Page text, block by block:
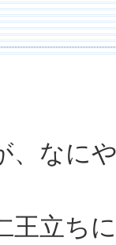
、なに
王立ち